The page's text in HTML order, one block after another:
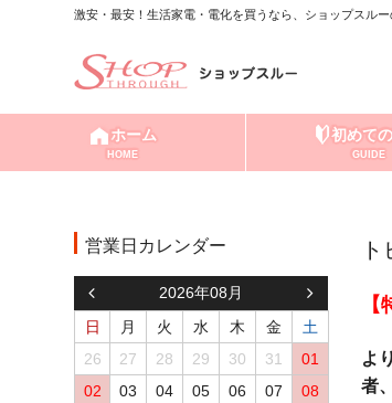
激安・最安！生活家電・電化を買うなら、ショップスル
ホーム
HOME
初めて
GUIDE
よ
者
営業日カレンダー
2026年08月
日
月 火 水 木 金
土
26
27 28 29 30 31
01
02
03 04 05 06 07
08